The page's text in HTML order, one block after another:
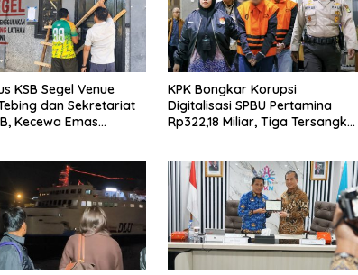
KSB Segel Venue
dan Sekretariat
Kecewa Emas
KPK Bongkar Korupsi
Digitalisasi SPBU Pertamina
Rp322,18 Miliar, Tiga Tersangka